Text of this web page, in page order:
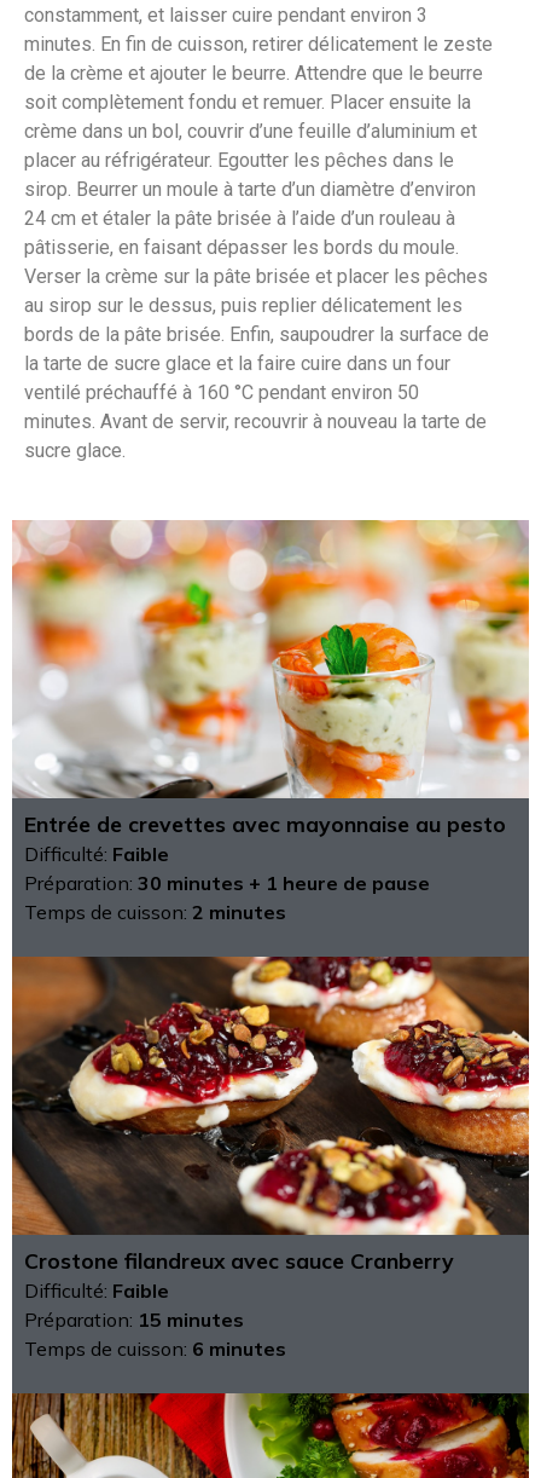
constamment, et laisser cuire pendant environ 3
minutes. En fin de cuisson, retirer délicatement le zeste
de la crème et ajouter le beurre. Attendre que le beurre
soit complètement fondu et remuer. Placer ensuite la
crème dans un bol, couvrir d’une feuille d’aluminium et
placer au réfrigérateur. Egoutter les pêches dans le
sirop. Beurrer un moule à tarte d’un diamètre d’environ
24 cm et étaler la pâte brisée à l’aide d’un rouleau à
pâtisserie, en faisant dépasser les bords du moule.
Verser la crème sur la pâte brisée et placer les pêches
au sirop sur le dessus, puis replier délicatement les
bords de la pâte brisée. Enfin, saupoudrer la surface de
la tarte de sucre glace et la faire cuire dans un four
ventilé préchauffé à 160 °C pendant environ 50
minutes. Avant de servir, recouvrir à nouveau la tarte de
sucre glace.
Entrée de crevettes avec mayonnaise au pesto
Difficulté: Faible
Préparation: 30 minutes + 1 heure de pause
Temps de cuisson: 2 minutes
Crostone filandreux avec sauce Cranberry
Difficulté: Faible
Préparation: 15 minutes
Temps de cuisson: 6 minutes